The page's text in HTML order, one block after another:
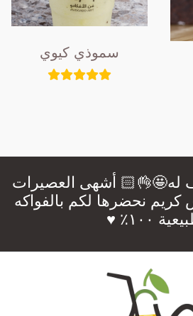
سموذي كيوي
أشهى العصيرات
نحضرها لكم بالفواكه
١٠٠٪؜ ♥️